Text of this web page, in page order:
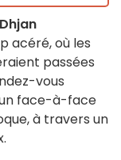
acéré, où les
passées
vous
face-à-face
à travers un